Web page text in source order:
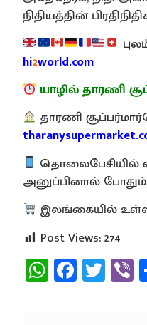
நிதியத்தின்
hi2world.com
யாழில் தாரணி
தாரணி
தொலைபேசியில்
அனுப்பினால் போதும்
இலங்கையில்
Post Views:274
WhatsApp